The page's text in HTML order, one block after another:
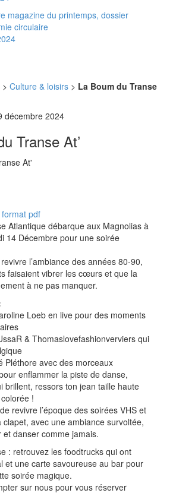
> Culture & loisirs > La Boum du Transe
décembre 2024
Transe At’
Atlantique débarque aux Magnolias à
14 Décembre pour une soirée
l’ambiance des années 80-90,
faisaient vibrer les cœurs et que la
à ne pas manquer.
Loeb en live pour des moments
& Thomaslovefashionverviers qui
Pléthore avec des morceaux
enflammer la piste de danse,
brillent, ressors ton jean taille haute
!
revivre l’époque des soirées VHS et
avec une ambiance survoltée,
et danser comme jamais.
: retrouvez les foodtrucks qui ont
et une carte savoureuse au bar pour
soirée magique.
sur nous pour vous réserver